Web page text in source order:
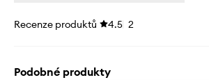
Recenze produktů 4.5 2
Podobné produkty